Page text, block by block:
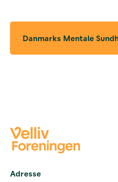
Danmarks Mentale
Adresse